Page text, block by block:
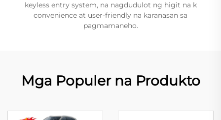
keyless entry system, na nagdudulot ng higit na k
convenience at user-friendly na karanasan sa
pagmamaneho.
Mga Populer na Produkto